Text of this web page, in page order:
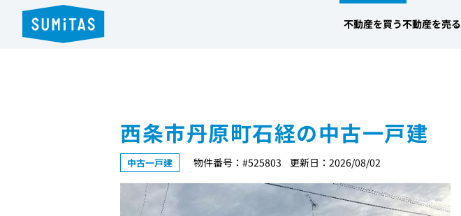
不動産を買う不動産を売る
西条市丹原町石経の中古一戸建
中古一戸建 物件番号：#525803 更新日：2026/08/02